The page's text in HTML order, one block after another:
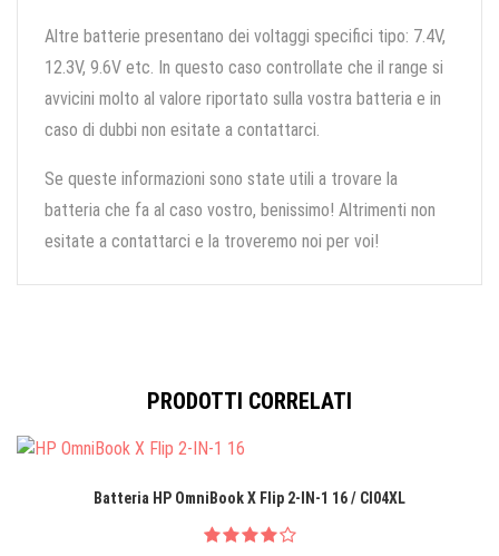
Altre batterie presentano dei voltaggi specifici tipo: 7.4V,
12.3V, 9.6V etc. In questo caso controllate che il range si
avvicini molto al valore riportato sulla vostra batteria e in
caso di dubbi non esitate a contattarci.
Se queste informazioni sono state utili a trovare la
batteria che fa al caso vostro, benissimo! Altrimenti non
esitate a contattarci e la troveremo noi per voi!
PRODOTTI CORRELATI
Batteria HP OmniBook X Flip 2-IN-1 16 / CI04XL